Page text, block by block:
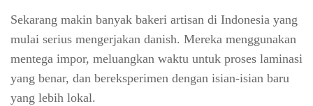
Sekarang makin banyak bakeri artisan di Indonesia yang
mulai serius mengerjakan danish. Mereka menggunakan
mentega impor, meluangkan waktu untuk proses laminasi
yang benar, dan bereksperimen dengan isian-isian baru
yang lebih lokal.